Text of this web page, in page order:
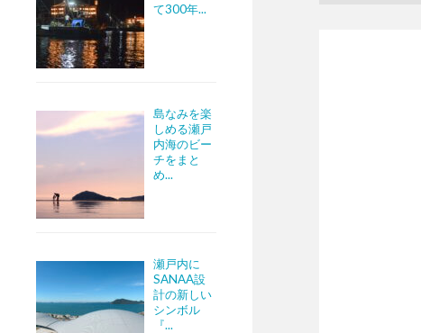
て300年...
島なみを楽
しめる瀬戸
内海のビー
チをまと
め...
瀬戸内に
SANAA設
計の新しい
シンボル
『...